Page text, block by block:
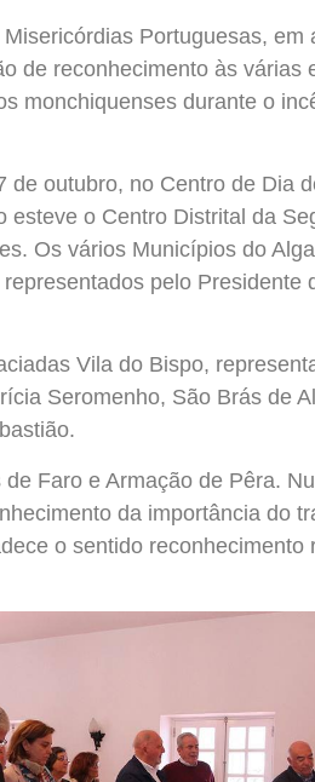
Portuguesas, em
de reconhecimento às várias
monchiquenses durante o
outubro, no Centro de Dia
o Centro Distrital da
Os vários Municípios do
pelo Presidente
Vila do Bispo,
Seromenho, São Brás de
Faro e Armação de Pêra.
da importância do
o sentido reconhecimento